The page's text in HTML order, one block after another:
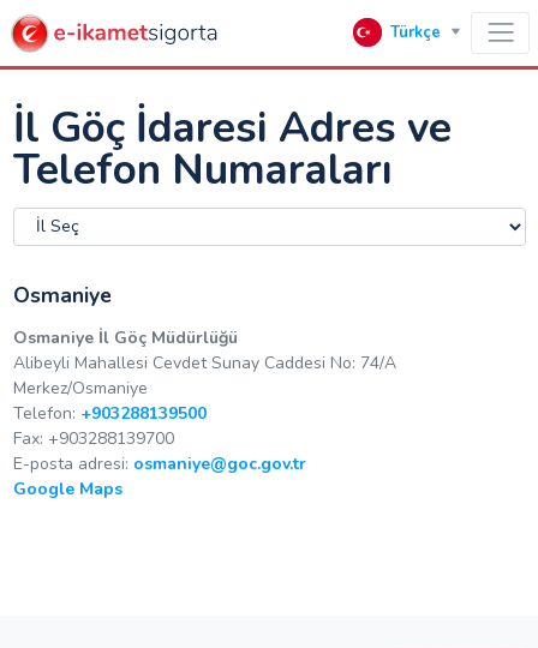
Türkçe
İl Göç İdaresi Adres ve
Telefon Numaraları
Osmaniye
Osmaniye İl Göç Müdürlüğü
Alibeyli Mahallesi Cevdet Sunay Caddesi No: 74/A
Merkez/Osmaniye
Telefon: +903288139500
Fax: +903288139700
E-posta adresi: osmaniye@goc.gov.tr
Google Maps